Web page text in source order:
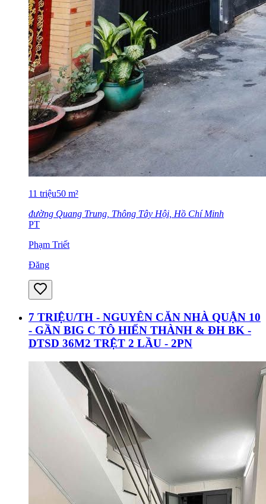
11 triệu50 m²
đường Quang Trung, Thông Tây Hội, Hồ Chí Minh
PT
Phạm Triết
Đăng
7 TRIỆU/TH - NGUYÊN CĂN NHÀ QUẬN 10
- GẦN BIG C TÔ HIẾN THÀNH & ĐH BK -
DTSD 36M2 TRỆT 2 LẦU - 2PN